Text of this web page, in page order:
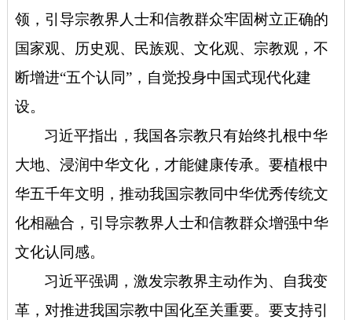
领，引导宗教界人士和信教群众牢固树立正确的
国家观、历史观、民族观、文化观、宗教观，不
断增进“五个认同”，自觉投身中国式现代化建
设。
习近平指出，我国各宗教只有始终扎根中华
大地、浸润中华文化，才能健康传承。要植根中
华五千年文明，推动我国宗教同中华优秀传统文
化相融合，引导宗教界人士和信教群众增强中华
文化认同感。
习近平强调，激发宗教界主动作为、自我变
革，对推进我国宗教中国化至关重要。要支持引